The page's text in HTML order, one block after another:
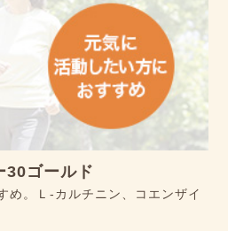
30ゴールド
め。Ｌ-カルチニン、コエンザイ